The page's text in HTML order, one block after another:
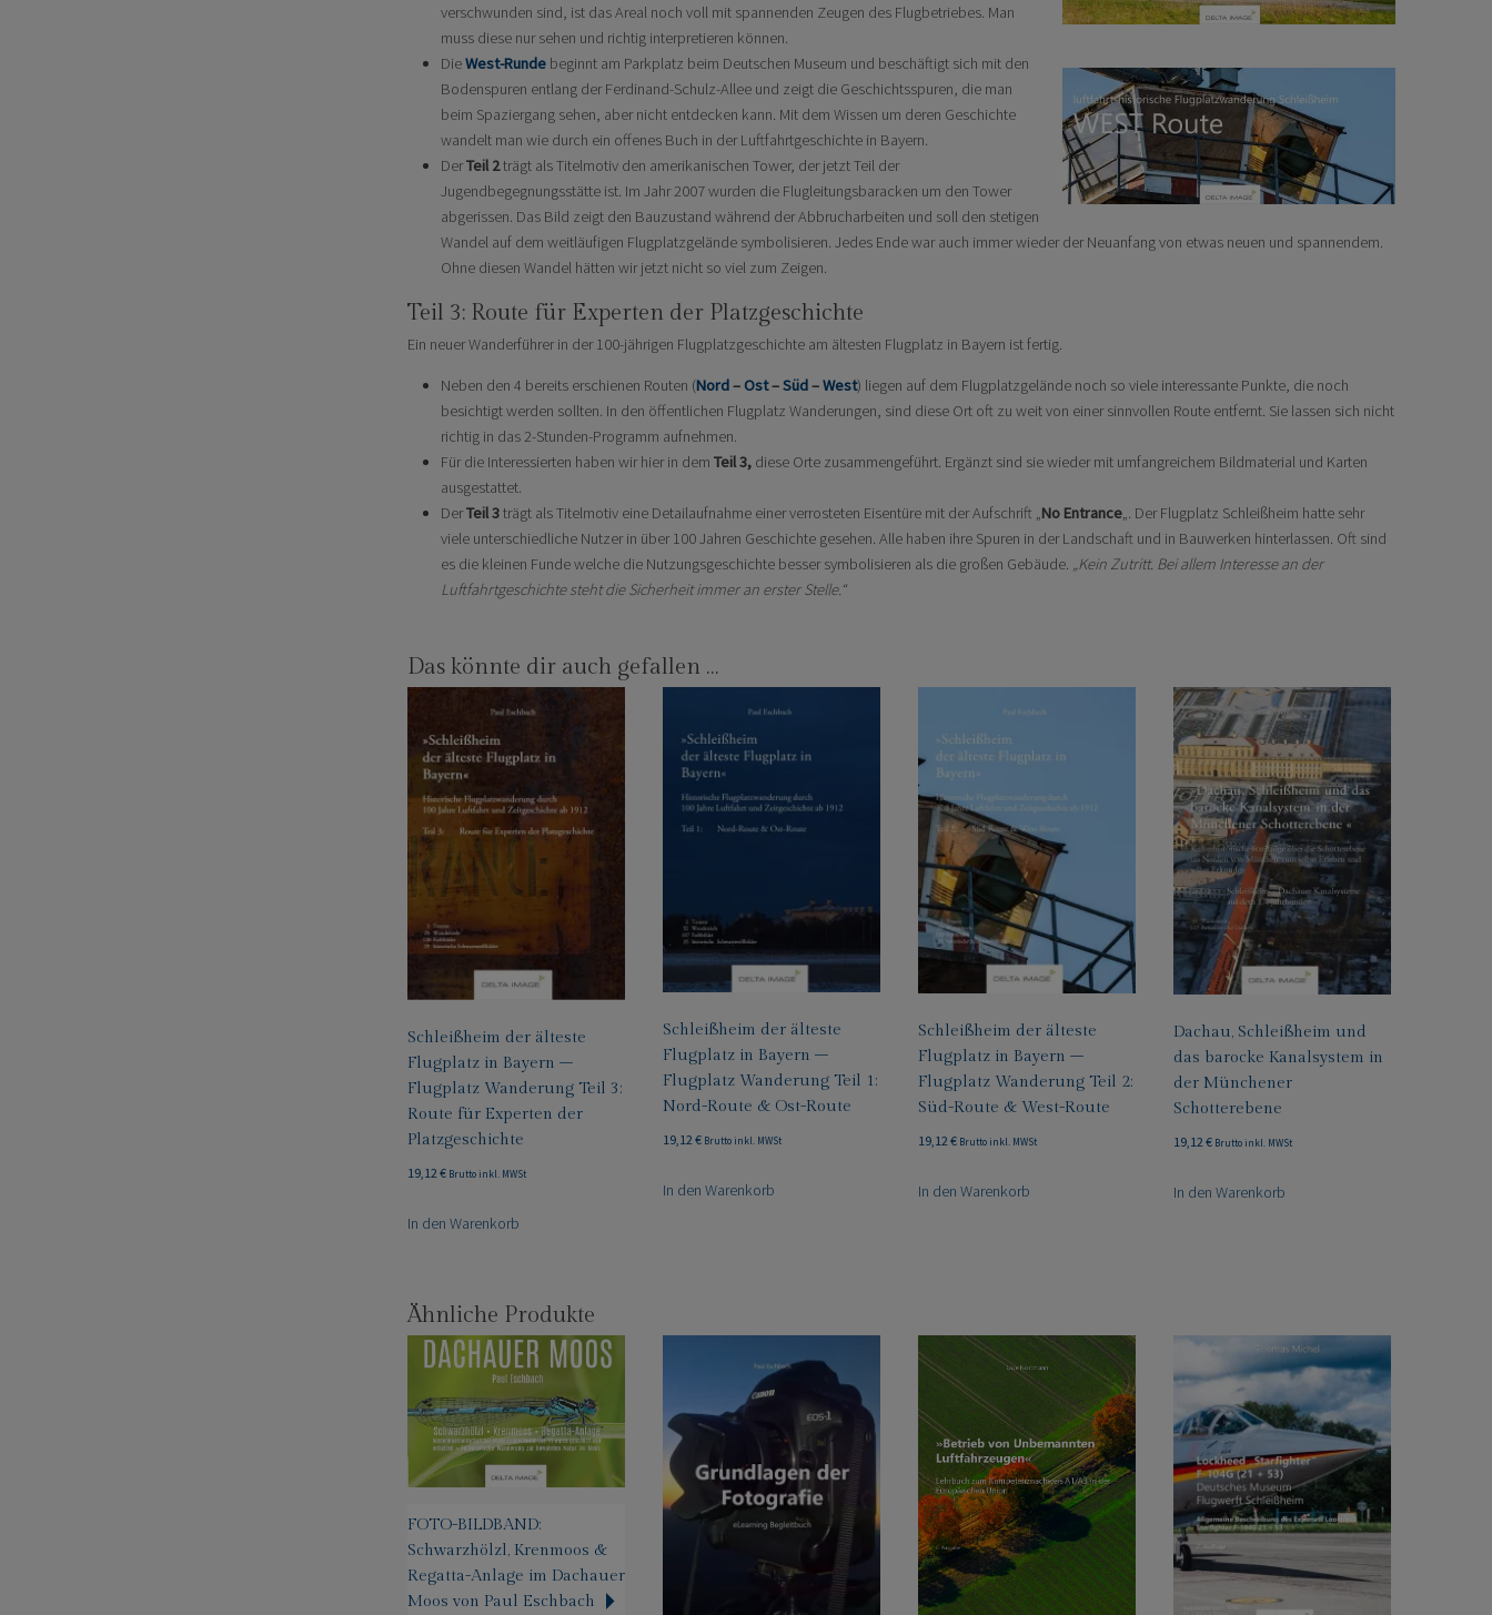
verschwunden sind, ist das Areal noch voll mit spannenden Zeugen des Flugbetriebes. Man
muss diese nur sehen und richtig interpretieren können.
DieWest-Runde beginnt am Parkplatz beim Deutschen Museum und beschäftigt sich mit den
Bodenspuren entlang der Ferdinand-Schulz-Allee und zeigt die Geschichtsspuren, die man
beim Spaziergang sehen, aber nicht entdecken kann. Mit dem Wissen um deren Geschichte
wandelt man wie durch ein offenes Buch in der Luftfahrtgeschichte in Bayern.
DerTeil 2trägt als Titelmotiv den amerikanischen Tower, der jetzt Teil der
Jugendbegegnungsstätte ist. Im Jahr 2007 wurden die Flugleitungsbaracken um den Tower
abgerissen. Das Bild zeigt den Bauzustand während der Abbrucharbeiten und soll den stetigen
Wandel auf dem weitläufigen Flugplatzgelände symbolisieren. Jedes Ende war auch immer wieder der Neuanfang von etwas neuen und spannendem.
Ohne diesen Wandel hätten wir jetzt nicht so viel zum Zeigen.
Teil 3: Route für Experten der Platzgeschichte
Ein neuer Wanderführer in der 100-jährigen Flugplatzgeschichte am ältesten Flugplatz in Bayern ist fertig.
Neben den 4 bereits erschienen Routen (Nord– Ost–Süd–West) liegen auf dem Flugplatzgelände noch so viele interessante Punkte, die noch
besichtigt werden sollten. In den öffentlichen Flugplatz Wanderungen, sind diese Ort oft zu weit von einer sinnvollen Route entfernt. Sie lassen sich nicht
richtig in das 2-Stunden-Programm aufnehmen.
Für die Interessierten haben wir hier in dem Teil 3, diese Orte zusammengeführt. Ergänzt sind sie wieder mit umfangreichem Bildmaterial und Karten
ausgestattet.
DerTeil 3trägt als Titelmotiv eine Detailaufnahme einer verrosteten Eisentüre mit der Aufschrift „No Entrance„. Der Flugplatz Schleißheim hatte sehr
viele unterschiedliche Nutzer in über 100 Jahren Geschichte gesehen. Alle haben ihre Spuren in der Landschaft und in Bauwerken hinterlassen. Oft sind
es die kleinen Funde welche die Nutzungsgeschichte besser symbolisieren als die großen Gebäude. „Kein Zutritt. Bei allem Interesse an der
Luftfahrtgeschichte steht die Sicherheit immer an erster Stelle.“
Das könnte dir auch gefallen …
Schleißheim der älteste
Flugplatz in Bayern –
Flugplatz Wanderung Teil 3:
Route für Experten der
Platzgeschichte
19,12€ Brutto inkl. MWSt
In den Warenkorb
Schleißheim der älteste
Flugplatz in Bayern –
Flugplatz Wanderung Teil 1:
Nord-Route & Ost-Route
19,12€ Brutto inkl. MWSt
In den Warenkorb
Schleißheim der älteste
Flugplatz in Bayern –
Flugplatz Wanderung Teil 2:
Süd-Route & West-Route
19,12€ Brutto inkl. MWSt
In den Warenkorb
Dachau, Schleißheim und
das barocke Kanalsystem in
der Münchener
Schotterebene
19,12€ Brutto inkl. MWSt
In den Warenkorb
Ähnliche Produkte
FOTO-BILDBAND:
Schwarzhölzl, Krenmoos &
Regatta-Anlage im Dachauer
Moos von Paul Eschbach